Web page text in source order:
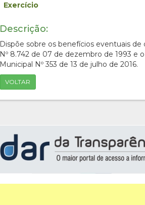
Exercício
Descrição:
Dispõe sobre os benefícios eventuais de
Nº 8.742 de 07 de dezembro de 1993 e
Municipal Nº 353 de 13 de julho de 2016.
VOLTAR